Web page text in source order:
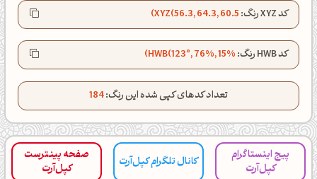
کد XYZ رنگ: XYZ(56.3, 64.3, 60.5)
کد HWB رنگ: HWB(123°, 76%, 15%)
تعداد کدهای کپی شده این رنگ:184
پیج اینستاگرام
کپل‌آرت
کانال تلگرام کپل‌آرت
صفحه پینترست
کپل‌آرت
اَپ اندروید اَپ ویندوز